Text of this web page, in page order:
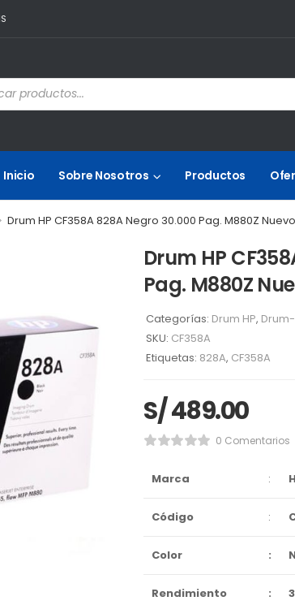
Inicio Sobre Nosotros Productos
Drum HP CF358A 828A Negro 30.000 Pag. M880Z Nuevo
Drum HP
Pag. M880Z
Categorías: Drum HP,
SKU: CF358A
Etiquetas: 828A, CF358A
S/489.00
0 Comentarios
Marca :
Código :
Color :
Rendimiento :